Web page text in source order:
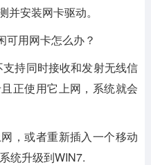
安装网卡驱动。
可用网卡怎么办？
持同时接收和发射无线信
正使用它上网，系统就会
，或者重新插入一个移动
统升级到WIN7.